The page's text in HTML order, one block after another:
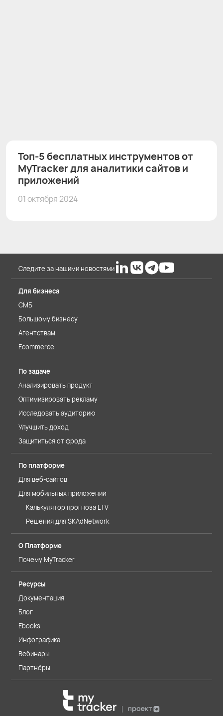
Топ-5 бесплатных инструментов от
MyTracker для аналитики сайтов и
приложений
01 октября 2024
Следите за нашими новостями
Для бизнеса
СМБ
Большому бизнесу
Агентствам
Ecommerce
По задаче
Анализировать продукт
Оптимизировать рекламу
Исследовать аудиторию
Улучшить доход
Защититься от фрода
По платформе
Для веб-сайтов
Для мобильных приложений
Калькулятор прогноза LTV
Решения для SKAdNetwork
О Платформе
Почему MyTracker
Ресурсы
Документация
Блог
Ebooks
Инфографика
Вебинары
Партнёры